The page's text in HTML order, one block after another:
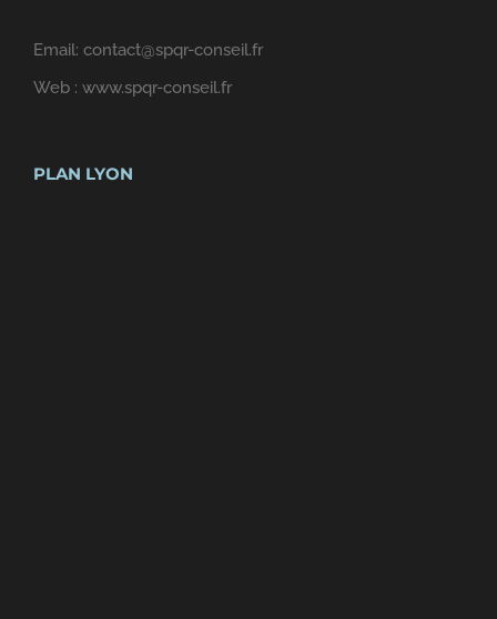
Email: contact@spqr-conseil.fr
Web : www.spqr-conseil.fr
PLAN LYON